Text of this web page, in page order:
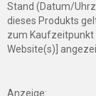
Stand (Datum/
dieses Produkts
zum
Website(s)]
Anzeige: